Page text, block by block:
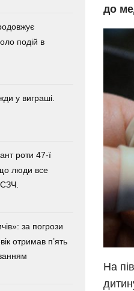
до
На
подій в
у виграші.
роти 47-ї
люди все
за погрози
отримав п’ять